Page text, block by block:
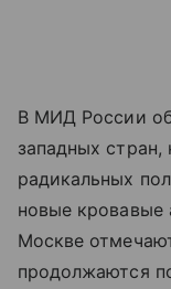
В МИД России
западных стран,
радикальных
новые
Москве
продолжаются